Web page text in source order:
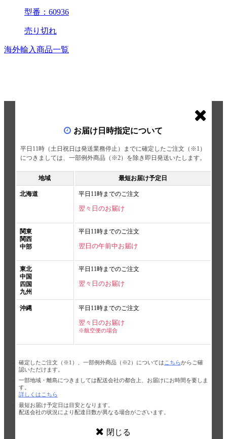
型番：60936
売り切れ
海外輸入商品一覧
お届け日時指定について
平日11時（土日祝日は発送業務停止）までに確定したご注文（※1）
につきましては、一部例外商品（※2）を除き即日発送いたします。
地域 最短お届け予定日
北海道 平日11時までのご注文
翌々日のお届け
関東
関西
中部
平日11時までのご注文
翌日の午前中お届け
東北
中国
四国
九州
平日11時までのご注文
翌々日のお届け
沖縄 平日11時までのご注文
翌々日のお届け
※航空便の場合
確定したご注文（※1）、一部例外商品（※2）については こちらからご確
認いただけます。
一部地域・離島につきましては配送会社の都合上、お届けにお時間を要しま
す。
詳しくはこちら
最短お届け予定日は目安となります。
配送会社の状況により配達日数が異なる場合がございます。
閉じる